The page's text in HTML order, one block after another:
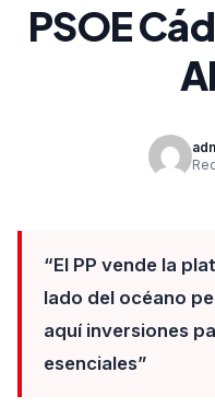
PSOE
“El PP vende la
lado del océano
aquí inversiones
esenciales”